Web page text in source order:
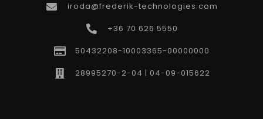
iroda@frederik-technologies.com
+36 70 626 5550
50432208-10003365-00000000
28995270-2-04 | 04-09-015622